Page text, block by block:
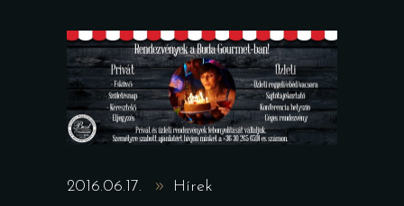
2016.06.17. Hírek